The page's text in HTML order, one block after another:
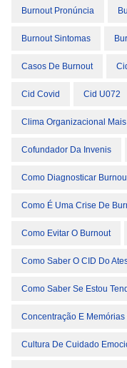
Burnout Pronúncia
Burnout Sintomas
Casos De Burnout
Cid Covid Cid U072
Clima Organizacional
Cofundador Da Invenis
Como Diagnosticar
Como É Uma Crise De
Como Evitar O Burnout
Como Saber O CID Do
Como Saber Se Estou
Concentração E
Cultura De Cuidado